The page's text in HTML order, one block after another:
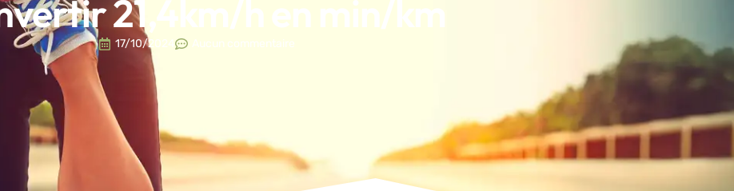
21,4km/h en min/km
17/10/2024 Aucun commentaire